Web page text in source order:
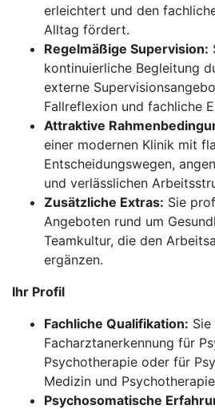
erleichtert und den
Alltag fördert.
Regelmäßige Supervision:
kontinuierliche Begleitung
externe
Fallreflexion und fachliche
Attraktive
einer modernen Klinik mit
Entscheidungswegen,
und verlässlichen
Zusätzliche Extras: Sie
Angeboten rund um
Teamkultur, die den
ergänzen.
Ihr Profil
Fachliche Qualifikation:
Facharztanerkennung für
Psychotherapie oder für
Medizin und
Psychosomatische